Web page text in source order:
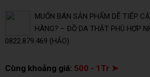
MUỐN BÁN SẢN PHẨM DỄ TIẾP
HÀNG? – ĐỒ DA THẬT PHÙ HỢP
0822.879.469 (HẢO)
Cùng khoảng giá: 500 - 1Tr ➤